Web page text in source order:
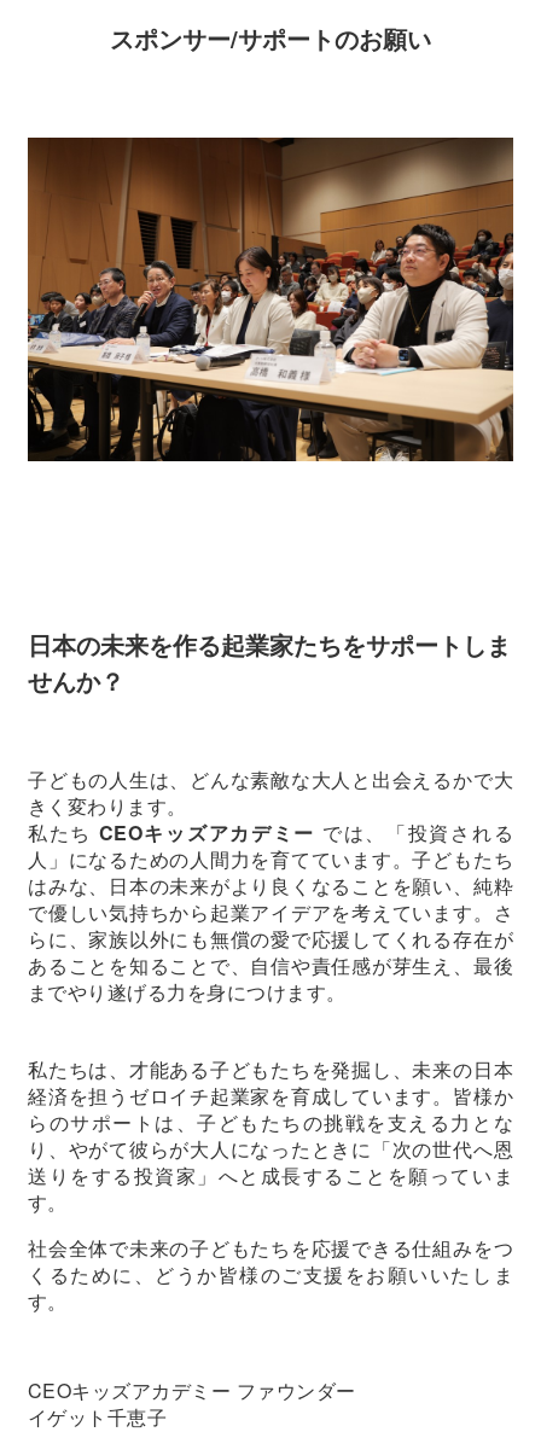
スポンサー/サポートのお願い
日本の未来を作る起業家たちをサポートしま
せんか？
子どもの人生は、どんな素敵な大人と出会えるかで大
きく変わります。
私たち CEOキッズアカデミー では、「投資される
人」になるための人間力を育てています。子どもたち
はみな、日本の未来がより良くなることを願い、純粋
で優しい気持ちから起業アイデアを考えています。さ
らに、家族以外にも無償の愛で応援してくれる存在が
あることを知ることで、自信や責任感が芽生え、最後
までやり遂げる力を身につけます。
私たちは、才能ある子どもたちを発掘し、未来の日本
経済を担うゼロイチ起業家を育成しています。皆様か
らのサポートは、子どもたちの挑戦を支える力とな
り、やがて彼らが大人になったときに「次の世代へ恩
送りをする投資家」へと成長することを願っていま
す。
社会全体で未来の子どもたちを応援できる仕組みをつ
くるために、どうか皆様のご支援をお願いいたしま
す。
CEOキッズアカデミー ファウンダー
イゲット千恵子